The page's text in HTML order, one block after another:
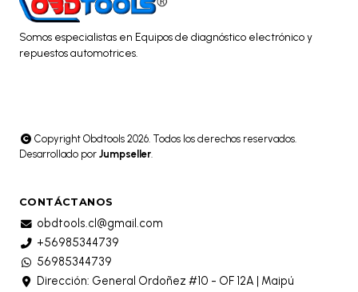
Somos especialistas en Equipos de diagnóstico electrónico y
repuestos automotrices.
Copyright Obdtools 2026. Todos los derechos reservados.
Desarrollado por Jumpseller.
CONTÁCTANOS
obdtools.cl@gmail.com
+56985344739
56985344739
Dirección: General Ordoñez #10 - OF 12A | Maipú